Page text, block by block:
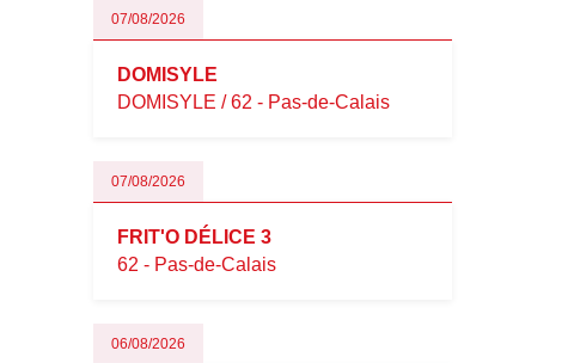
07/08/2026
DOMISYLE
DOMISYLE / 62 - Pas-de-Calais
07/08/2026
FRIT'O DÉLICE 3
62 - Pas-de-Calais
06/08/2026